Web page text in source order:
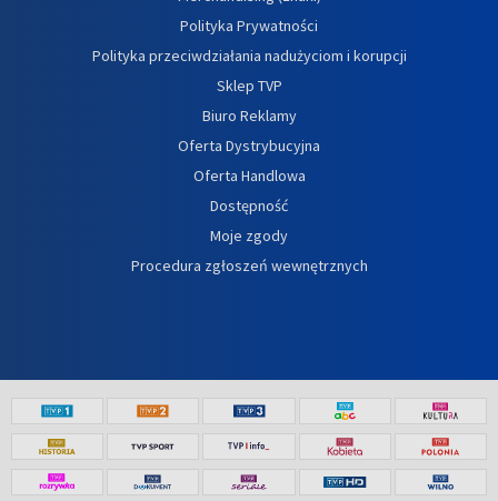
Polityka Prywatności
Polityka przeciwdziałania nadużyciom i korupcji
Sklep TVP
Biuro Reklamy
Oferta Dystrybucyjna
Oferta Handlowa
Dostępność
Moje zgody
Procedura zgłoszeń wewnętrznych